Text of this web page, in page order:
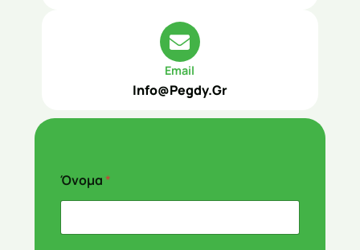
Email
Info@pegdy.gr
Όνομα*